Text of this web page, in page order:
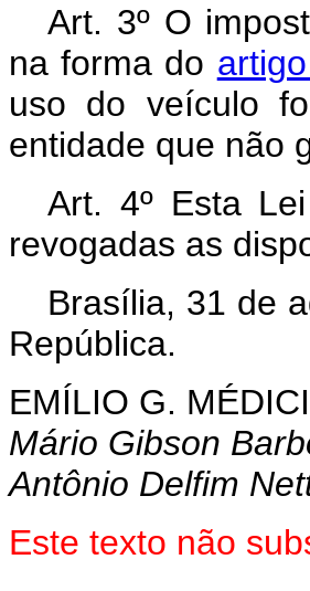
Art. 3º O
na forma do
uso do veículo
entidade que não
Art. 4º Esta
revogadas as
Brasília, 31 de
República.
EMÍLIO G. MÉDICI
Mário Gibson
Antônio Delfim
Este texto não